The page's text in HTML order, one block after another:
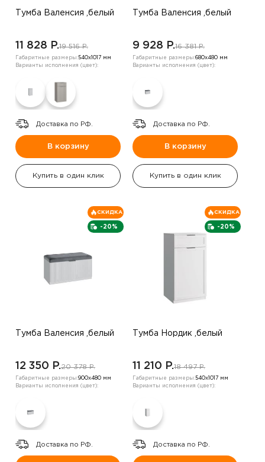
Тумба Валенсия ,белый
11 828 P.19 516 P.
Габаритные размеры:540х1017 мм
Варианты исполнения (цвет):
Доставка по РФ.
В корзину
Купить в один клик
Тумба Валенсия ,белый
9 928 P.16 381 P.
Габаритные размеры:680х480 мм
Варианты исполнения (цвет):
Доставка по РФ.
В корзину
Купить в один клик
-20%
СКИДКА
Тумба Валенсия ,белый
12 350 P.20 378 P.
Габаритные размеры:900х480 мм
Варианты исполнения (цвет):
Доставка по РФ.
-20%
СКИДКА
Тумба Нордик ,белый
11 210 P.18 497 P.
Габаритные размеры:540х1017 мм
Варианты исполнения (цвет):
Доставка по РФ.